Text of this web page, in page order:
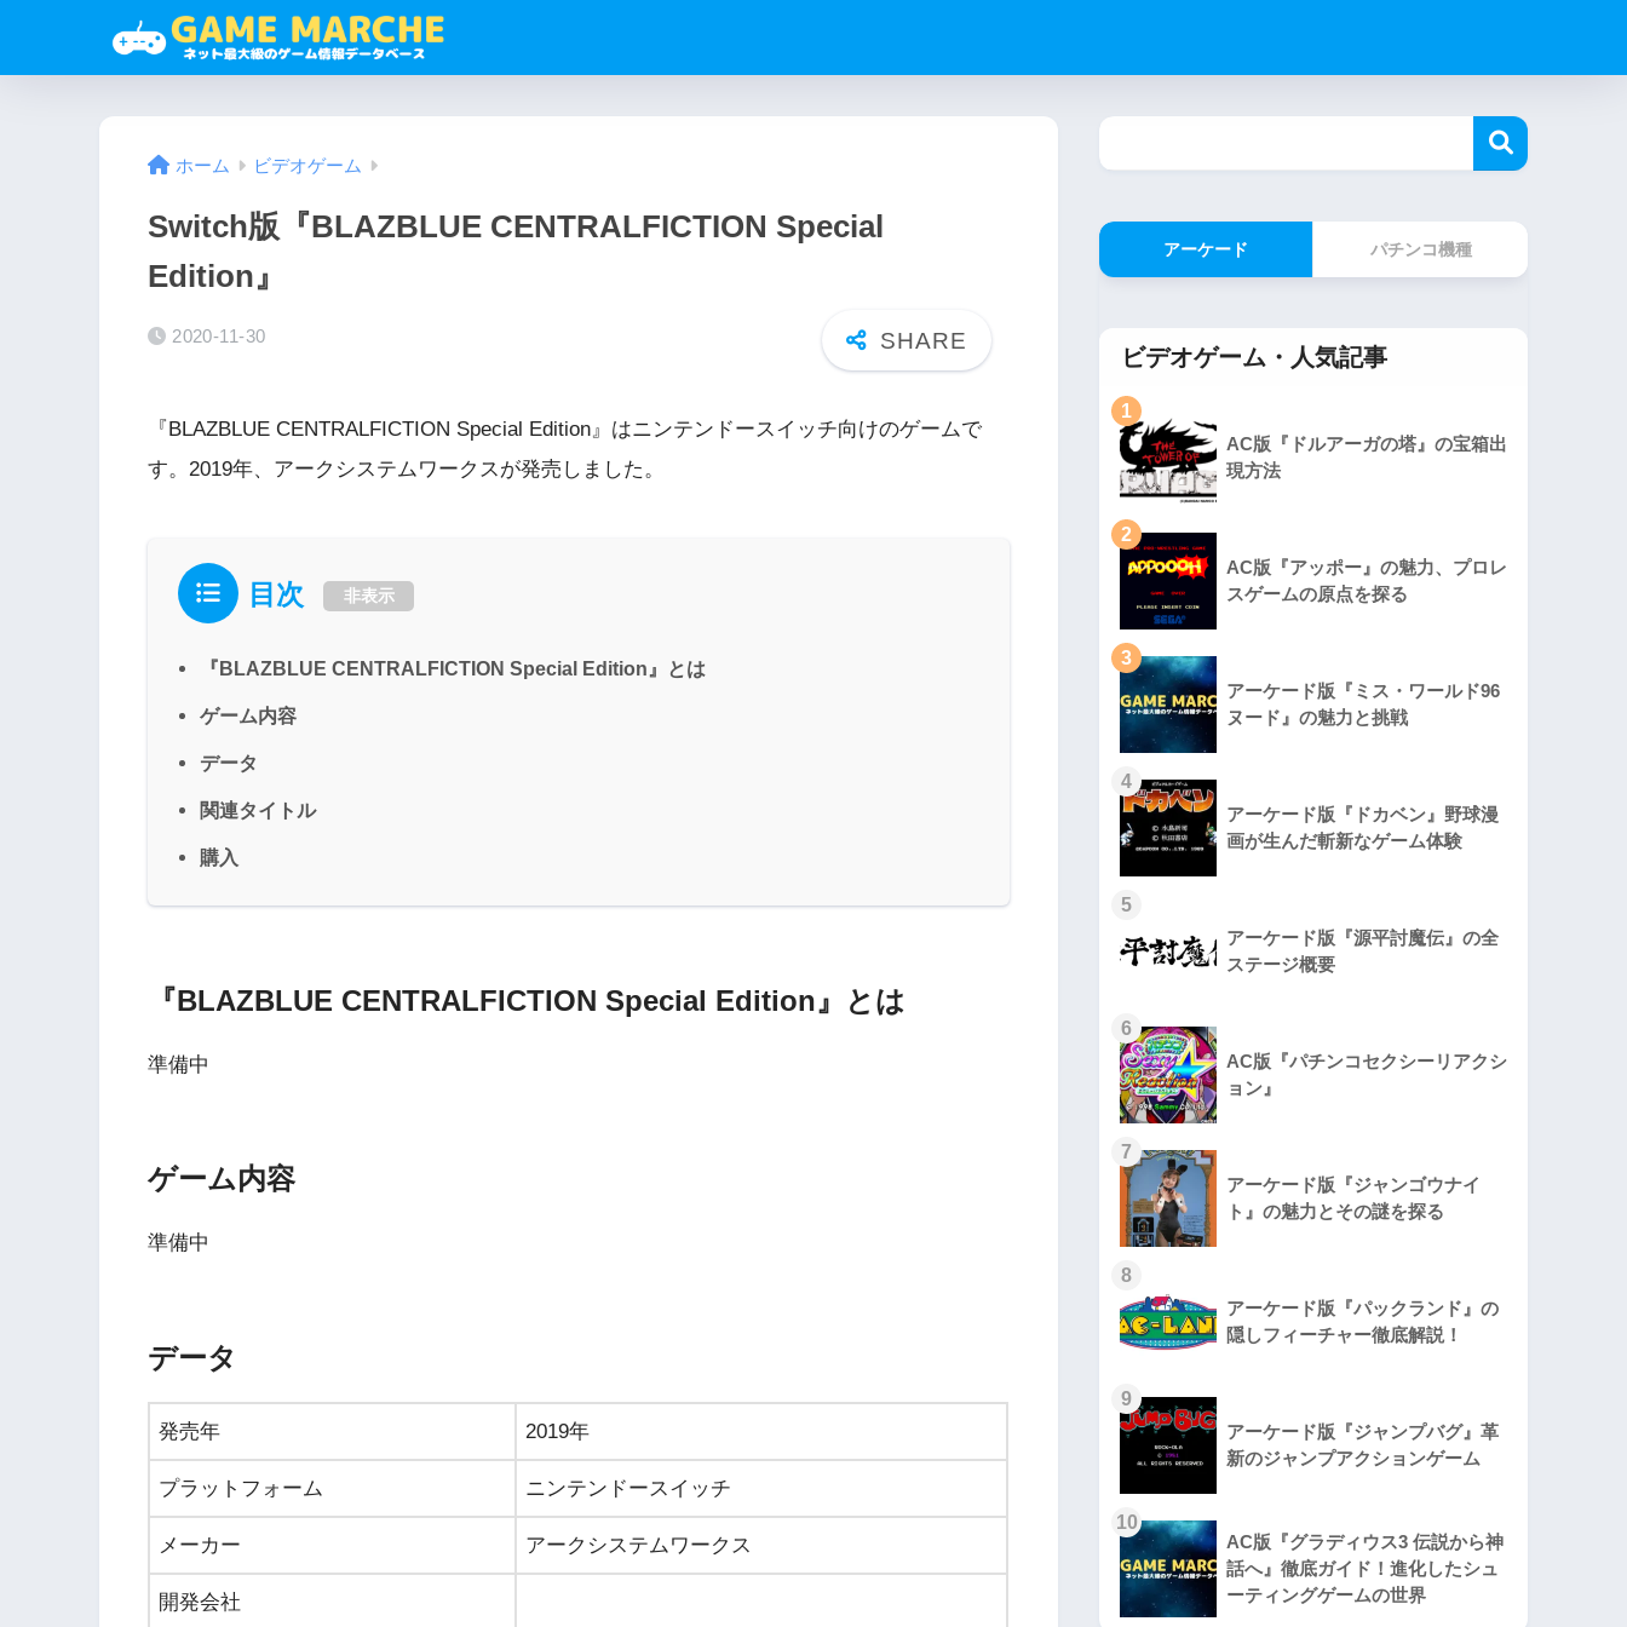
ホーム ビデオゲーム
Switch版『BLAZBLUE CENTRALFICTION Special
Edition』
2020-11-30
『BLAZBLUE CENTRALFICTION Special Edition』はニンテンドースイッチ向けのゲームで
す。2019年、アークシステムワークスが発売しました。
目次 非表示
『BLAZBLUE CENTRALFICTION Special Edition』とは
ゲーム内容
データ
関連タイトル
購入
『BLAZBLUE CENTRALFICTION Special Edition』とは
準備中
ゲーム内容
準備中
データ
発売年 2019年
プラットフォーム ニンテンドースイッチ
メーカー アークシステムワークス
開発会社
アーケード パチンコ機種
ビデオゲーム・人気記事
1
AC版『ドルアーガの塔』の宝箱出
現方法
2
AC版『アッポー』の魅力、プロレ
スゲームの原点を探る
3
アーケード版『ミス・ワールド96
ヌード』の魅力と挑戦
4
アーケード版『ドカベン』野球漫
画が生んだ斬新なゲーム体験
5
アーケード版『源平討魔伝』の全
ステージ概要
6
AC版『パチンコセクシーリアクシ
ョン』
7
アーケード版『ジャンゴウナイ
ト』の魅力とその謎を探る
8
アーケード版『パックランド』の
隠しフィーチャー徹底解説！
9
アーケード版『ジャンプバグ』革
新のジャンプアクションゲーム
10
AC版『グラディウス3 伝説から神
話へ』徹底ガイド！進化したシュ
ーティングゲームの世界